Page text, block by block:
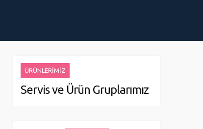
ÜRÜNLERİMİZ
Servis ve Ürün Gruplarımız